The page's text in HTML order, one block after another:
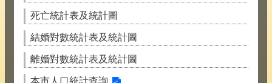
死亡統計表及統計圖
結婚對數統計表及統計圖
離婚對數統計表及統計圖
本市人口統計查詢